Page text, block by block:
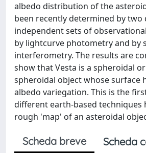
albedo distribution of the
been recently determined by two
independent sets of
by lightcurve photometry and by
interferometry. The results are
show that Vesta is a spheroidal
spheroidal object whose surface
albedo variegation. This is the
different earth-based techniques
rough 'map' of an asteroidal
Scheda breve
Scheda